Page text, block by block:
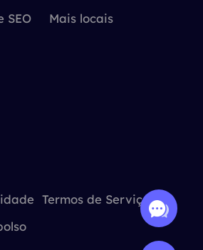
SEO
Mais locais
Termos de Serviço